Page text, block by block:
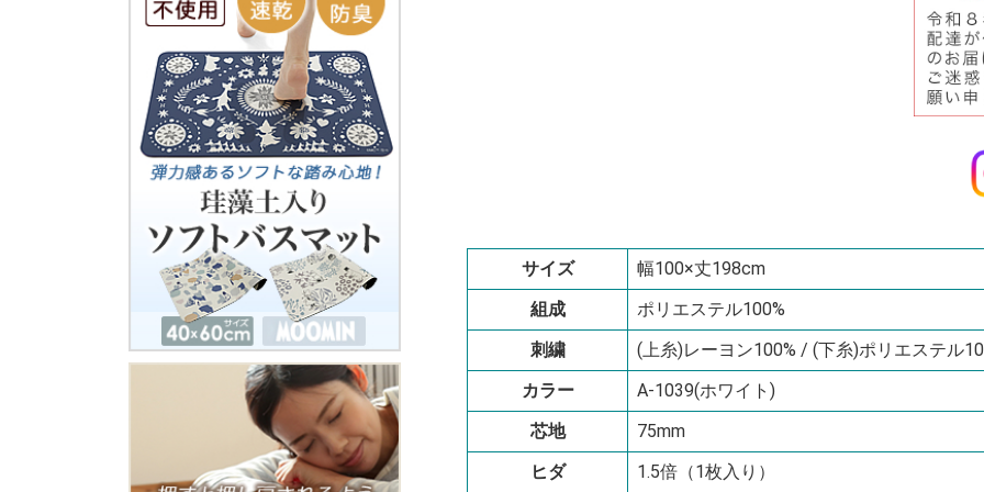
サイズ
幅100×丈198cm
組成
ポリエステル100%
刺繍
(上糸)レーヨン100% / (下糸)ポリエステル
カラー
A-1039(ホワイト)
芯地
75mm
ヒダ
1.5倍（1枚入り）